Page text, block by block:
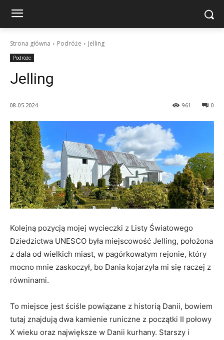
Strona główna Podróże Jelling
Podróże
Jelling
08-05-2024 0
961
Kolejną pozycją mojej wycieczki z Listy Światowego
Dziedzictwa UNESCO była miejscowość Jelling, położona
z dala od wielkich miast, w pagórkowatym rejonie, który
mocno mnie zaskoczył, bo Dania kojarzyła mi się raczej z
równinami.
To miejsce jest ściśle powiązane z historią Danii, bowiem
tutaj znajdują dwa kamienie runiczne z początki II połowy
X wieku oraz największe w Danii kurhany. Starszy i